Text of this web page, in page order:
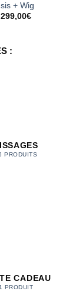
Isis + Wig
299,00€
:
PRODUITS
CADEAU
1 PRODUIT